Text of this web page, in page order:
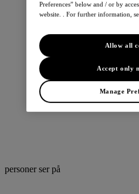
personer ser på
Preferences” below and / or by
website. . For further information,
Manage
Accept only
Allow all